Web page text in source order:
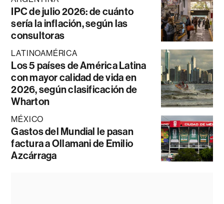
IPC de julio 2026: de cuánto
sería la inflación, según las
consultoras
LATINOAMÉRICA
Los 5 países de América Latina
con mayor calidad de vida en
2026, según clasificación de
Wharton
MÉXICO
Gastos del Mundial le pasan
factura a Ollamani de Emilio
Azcárraga